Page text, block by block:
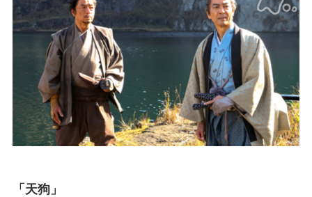
「天狗」